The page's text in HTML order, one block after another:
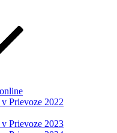
Prievoze 2022
Prievoze 2023